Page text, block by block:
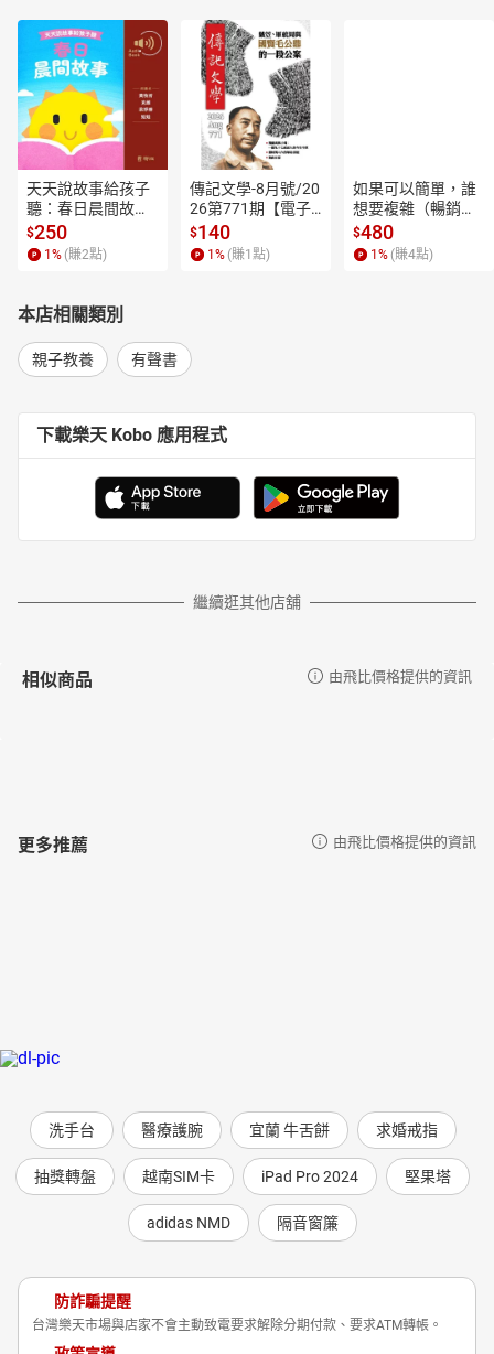
天天說故事給孩子
聽：春日晨間故事
【有聲書】
$250
1 % (賺2點)
傳記文學-8月號/20
26第771期【電子
書】
$140
1 % (賺1 點)
如果可以簡單，誰
想要複雜（暢銷經
典新編版）【電子
書】
$480
1 % (賺4點)
本店相關類別
親子教養 有聲書
下載樂天 Kobo 應用程式
繼續逛其他店舖
相似商品 由飛比價格提供的資訊
更多推薦 由飛比價格提供的資訊
洗手台 醫療護腕 宜蘭 牛舌餅 求婚戒指
抽獎轉盤 越南SIM卡 iPad Pro 2024 堅果塔
adidas NMD 隔音窗簾
防詐騙提醒
台灣樂天市場與店家不會主動致電要求解除分期付款、要求ATM轉帳。